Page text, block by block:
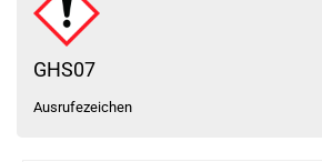
GHS07
Ausrufezeichen